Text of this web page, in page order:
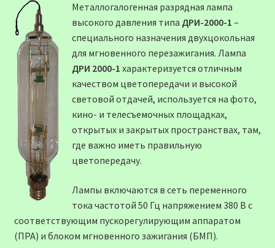
Про компанію
Карта сайту
Металлогалогенная разрядная лампа
высокого давления типа ДРИ-2000-1 –
специального назначения двухцокольная
для мгновенного перезажигания. Лампа
ДРИ 2000-1 характеризуется отличным
качеством цветопередачи и высокой
световой отдачей, используется на фото,
кино- и телесъемочных площадках,
открытых и закрытых пространствах, там,
где важно иметь правильную
цветопередачу.
Лампы включаются в сеть переменного
тока частотой 50 Гц напряжением 380 В с
соответствующим пускорегулирующим аппаратом
(ПРА) и блоком мгновенного зажигания (БМП).